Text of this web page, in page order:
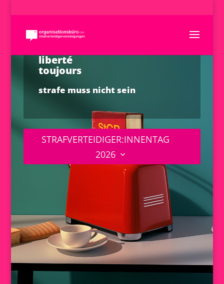
liberté
toujours
strafe muss nicht sein
STRAFVERTEIDIGER:INNENTAG
2026